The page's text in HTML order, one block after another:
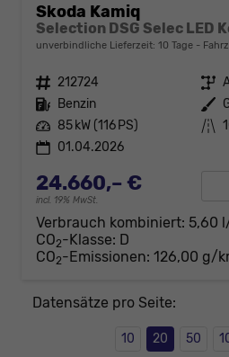
Skoda Kamiq
unverbindliche Lieferzeit: 10 Tage
Fahrzeugnr. 212724 Getriebe
Kraftstoff Benzin Außenfarbe
Leistung 85 kW (116 PS) Kilometerstand
01.04.2026
24.660,– €
incl. 19% MwSt.
Verbrauch kombiniert: 5,60
CO2-Klasse: D
CO2-Emissionen: 126,00 g/
Datensätze pro Seite:
10 20 50